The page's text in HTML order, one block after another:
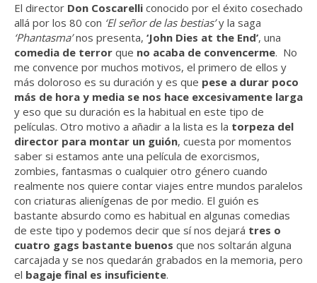
El director Don Coscarelli conocido por el éxito cosechado
allá por los 80 con ‘El señor de las bestias’y la saga
‘Phantasma’nos presenta, ‘John Dies at the End’, una
comedia de terror que no acaba de convencerme. No
me convence por muchos motivos, el primero de ellos y
más doloroso es su duración y es que pese a durar poco
más de hora y media se nos hace excesivamente larga
y eso que su duración es la habitual en este tipo de
películas. Otro motivo a añadir a la lista es la torpeza del
director para montar un guión, cuesta por momentos
saber si estamos ante una película de exorcismos,
zombies, fantasmas o cualquier otro género cuando
realmente nos quiere contar viajes entre mundos paralelos
con criaturas alienígenas de por medio. El guión es
bastante absurdo como es habitual en algunas comedias
de este tipo y podemos decir que sí nos dejará tres o
cuatro gags bastante buenos que nos soltarán alguna
carcajada y se nos quedarán grabados en la memoria, pero
el bagaje final es insuficiente.